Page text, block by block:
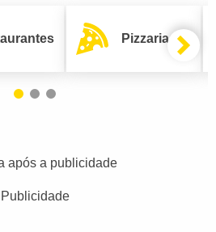
Pizzarias
após a publicidade
Publicidade